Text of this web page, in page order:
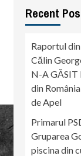
Recent
Raportul
Călin
N-A GĂSIT
din
de Apel
Primarul
Gruparea
piscina din